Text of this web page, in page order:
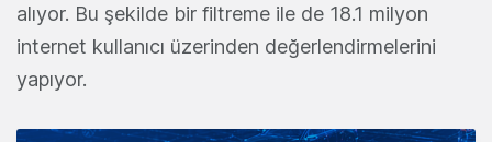
alıyor. Bu şekilde bir filtreme ile de 18.1 milyon
internet kullanıcı üzerinden değerlendirmelerini
yapıyor.